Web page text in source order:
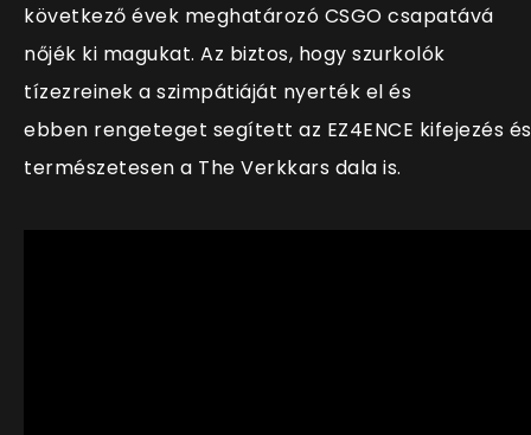
következő évek meghatározó CSGO csapatává
nőjék ki magukat. Az biztos, hogy szurkolók
tízezreinek a szimpátiáját nyerték el és
ebben rengeteget segített az EZ4ENCE kifejezés és
természetesen a The Verkkars dala is.